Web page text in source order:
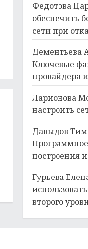
Федотова
обеспечить
сети при
Дементьева
Ключевые
провайдера
Ларионова
настроить
Давыдов
построения
Гурьева
второго